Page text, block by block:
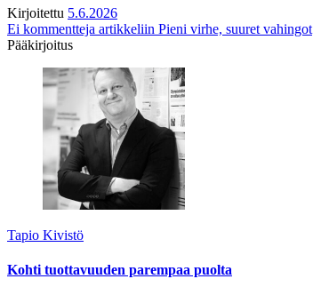
Kirjoitettu 5.6.2026
Ei kommentteja artikkeliin Pieni virhe, suuret vahingot
Pääkirjoitus
Tapio Kivistö
Kohti tuottavuuden parempaa puolta